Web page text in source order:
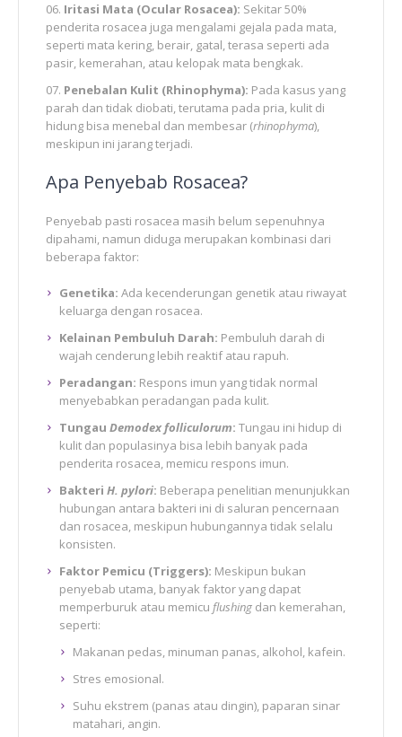
Iritasi Mata (Ocular Rosacea): Sekitar 50%
penderita rosacea juga mengalami gejala pada mata,
seperti mata kering, berair, gatal, terasa seperti ada
pasir, kemerahan, atau kelopak mata bengkak.
Penebalan Kulit (Rhinophyma): Pada kasus yang
parah dan tidak diobati, terutama pada pria, kulit di
hidung bisa menebal dan membesar (rhinophyma),
meskipun ini jarang terjadi.
Apa Penyebab Rosacea?
Penyebab pasti rosacea masih belum sepenuhnya
dipahami, namun diduga merupakan kombinasi dari
beberapa faktor:
Genetika: Ada kecenderungan genetik atau riwayat
keluarga dengan rosacea.
Kelainan Pembuluh Darah: Pembuluh darah di
wajah cenderung lebih reaktif atau rapuh.
Peradangan: Respons imun yang tidak normal
menyebabkan peradangan pada kulit.
Tungau Demodex folliculorum: Tungau ini hidup di
kulit dan populasinya bisa lebih banyak pada
penderita rosacea, memicu respons imun.
Bakteri H. pylori: Beberapa penelitian menunjukkan
hubungan antara bakteri ini di saluran pencernaan
dan rosacea, meskipun hubungannya tidak selalu
konsisten.
Faktor Pemicu (Triggers): Meskipun bukan
penyebab utama, banyak faktor yang dapat
memperburuk atau memicu flushing dan kemerahan,
seperti:
Makanan pedas, minuman panas, alkohol, kafein.
Stres emosional.
Suhu ekstrem (panas atau dingin), paparan sinar
matahari, angin.